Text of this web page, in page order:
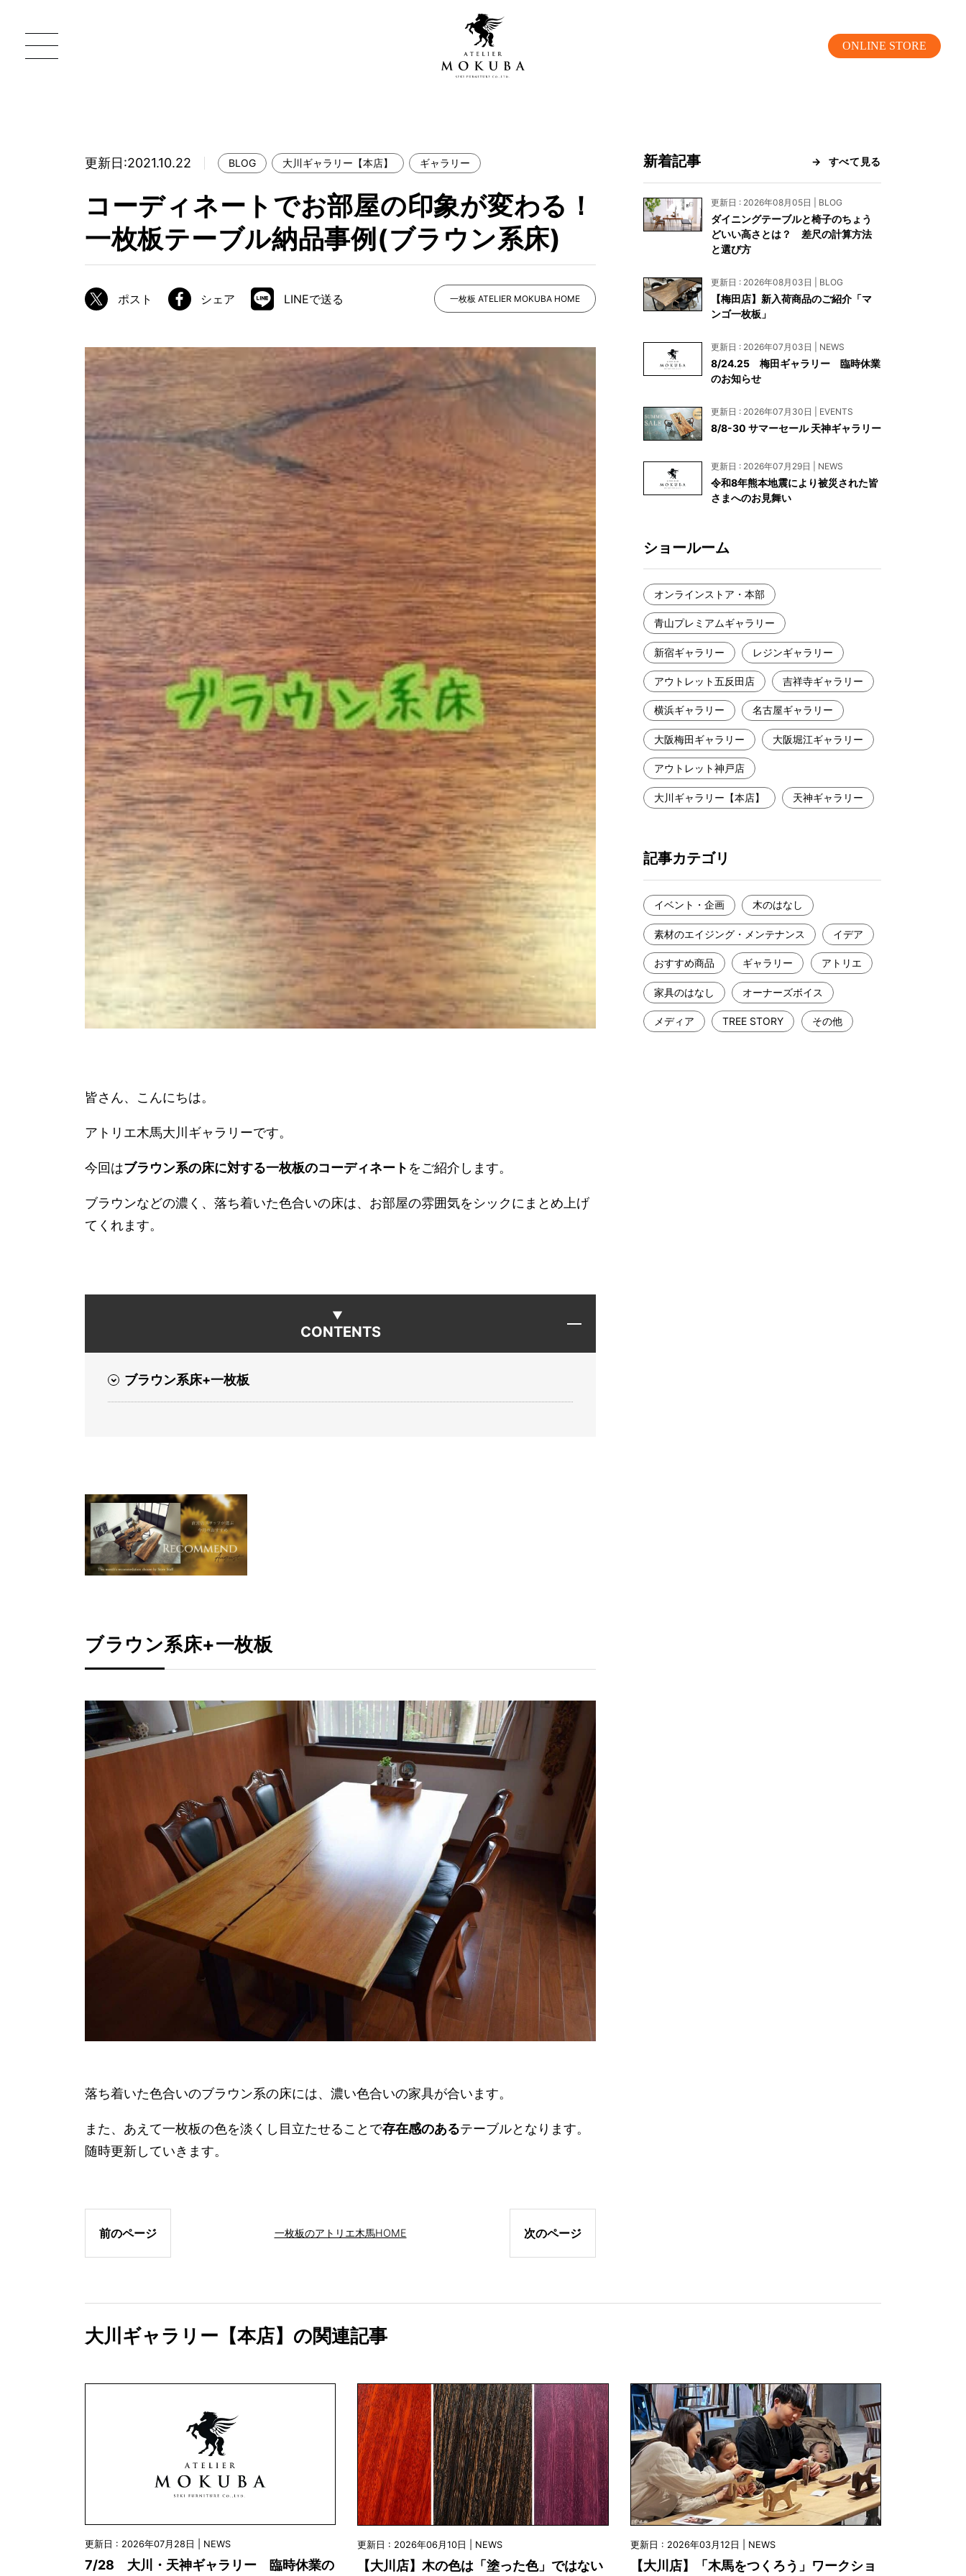
ONLINE STORE
MOKUBA について
ブランドコンセプト
職人の技能・技巧
商品情報
ATELIER MOKUBAの一枚板テーブル
ATELIER MOKUBAの一枚板×異素材
特別なダイニングチェア
コーディネート集
メンテナンス方法
青山プレミアムギャラリー
新宿ギャラリー
レジンギャラリー
横浜ギャラリー
大阪梅田ギャラリー
アウトレット神戸店
大川ギャラリー【本店】
天神ギャラリー
公式オンラインストア
WEBカタログ
新入荷情報
納品事例
納品事例（住宅・インテリア）
納品事例（店舗・オフィス）
BLOG
メディア美術協力実績
よくあるご質問
お問い合わせ
資料請求
工務店様・設計会社様向けお問い合わせ
一枚板買い取りに関して
更新日:2021.10.22 BLOG 大川ギャラリー【本店】 ギャラリー
コーディネートでお部屋の印象が変わる！
一枚板テーブル納品事例(ブラウン系床)
ポスト シェア LINEで送る 一枚板 ATELIER MOKUBA HOME
皆さん、こんにちは。
アトリエ木馬大川ギャラリーです。
今回はブラウン系の床に対する一枚板のコーディネート をご紹介します。
ブラウンなどの濃く、落ち着いた色合いの床は、お部屋の雰囲気をシックにまとめ上げ
てくれます。
CONTENTS
ブラウン系床+一枚板
ブラウン系床+一枚板
落ち着いた色合いのブラウン系の床には、濃い色合いの家具が合います。
また、あえて一枚板の色を淡くし目立たせることで存在感のあるテーブルとなります。
随時更新していきます。
一枚板のアトリエ木馬HOME
前のページ 次のページ
新着記事 すべて見る
更新日 : 2026年08月05日 | BLOG
ダイニングテーブルと椅子のちょう
どいい高さとは？ 差尺の計算方法
と選び方
更新日 : 2026年08月03日 | BLOG
【梅田店】新入荷商品のご紹介「マ
ンゴ一枚板」
更新日 : 2026年07月03日 | NEWS
8/24.25 梅田ギャラリー 臨時休業
のお知らせ
更新日 : 2026年07月30日 | EVENTS
8/8-30 サマーセール 天神ギャラリー
更新日 : 2026年07月29日 | NEWS
令和8年熊本地震により被災された皆
さまへのお見舞い
ショールーム
オンラインストア・本部
青山プレミアムギャラリー
新宿ギャラリー レジンギャラリー
アウトレット五反田店 吉祥寺ギャラリー
横浜ギャラリー 名古屋ギャラリー
大阪梅田ギャラリー 大阪堀江ギャラリー
アウトレット神戸店
大川ギャラリー【本店】 天神ギャラリー
記事カテゴリ
イベント・企画 木のはなし
素材のエイジング・メンテナンス イデア
おすすめ商品 ギャラリー アトリエ
家具のはなし オーナーズボイス
メディア TREE STORY その他
大川ギャラリー【本店】の関連記事
更新日 : 2026年07月28日 | NEWS
7/28 大川・天神ギャラリー 臨時休業の
更新日 : 2026年06月10日 | NEWS
【大川店】木の色は「塗った色」ではない
更新日 : 2026年03月12日 | NEWS
【大川店】「木馬をつくろう」ワークショ